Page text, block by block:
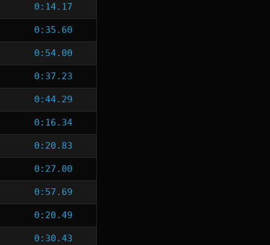
0:14.17
0:35.60
0:54.00
0:37.23
0:44.29
0:16.34
0:20.83
0:27.00
0:57.69
0:20.49
0:30.43